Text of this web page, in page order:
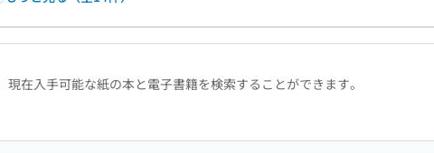
在入手可能な紙の本と電子書籍を検索することができます。